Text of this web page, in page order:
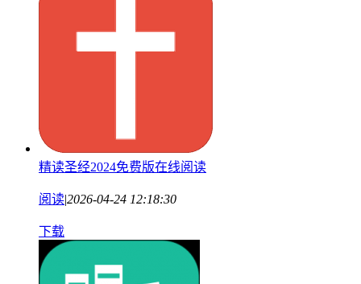
精读圣经2024免费版在线阅读
阅读|2026-04-24 12:18:30
下载